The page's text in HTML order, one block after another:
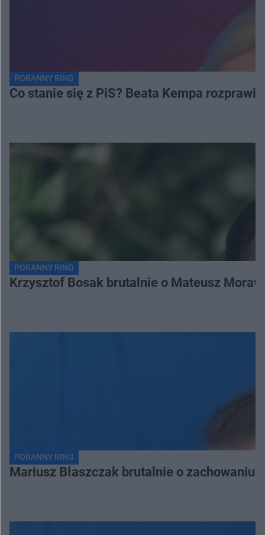
PORANNY RING
Co stanie się z PiS? Beata Kempa
PORANNY RING
Krzysztof Bosak brutalnie o Mateusz
PORANNY RING
Mariusz Błaszczak brutalnie o zachowaniu